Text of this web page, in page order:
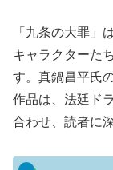
「九条の大罪」
キャラクターた
す。真鍋昌平氏
作品は、法廷ド
合わせ、読者に